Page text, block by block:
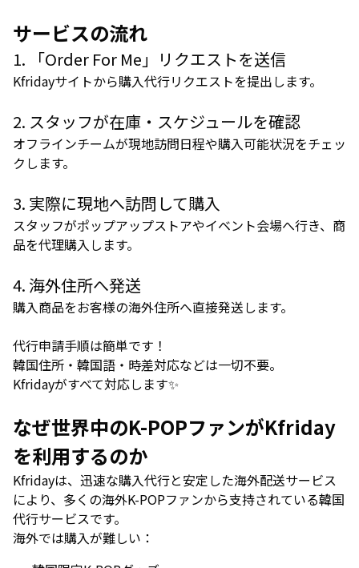
サービスの流れ
1. 「Order For Me」リクエストを送信
Kfridayサイトから購入代行リクエストを提出します。
2. スタッフが在庫・スケジュールを確認
オフラインチームが現地訪問日程や購入可能状況をチェッ
クします。
3. 実際に現地へ訪問して購入
スタッフがポップアップストアやイベント会場へ行き、商
品を代理購入します。
4. 海外住所へ発送
購入商品をお客様の海外住所へ直接発送します。
代行申請手順は簡単です！
韓国住所・韓国語・時差対応などは一切不要。
Kfridayがすべて対応します✨
なぜ世界中のK-POPファンがKfriday
を利用するのか
Kfridayは、迅速な購入代行と安定した海外配送サービス
により、多くの海外K-POPファンから支持されている韓国
代行サービスです。
海外では購入が難しい：